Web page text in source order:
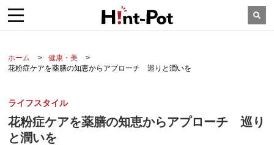
ホーム
健康・美
花粉症ケアを薬膳の知恵からアプローチ 巡りと潤いを
ライフスタイル
花粉症ケアを薬膳の知恵からアプローチ 巡り
と潤いを